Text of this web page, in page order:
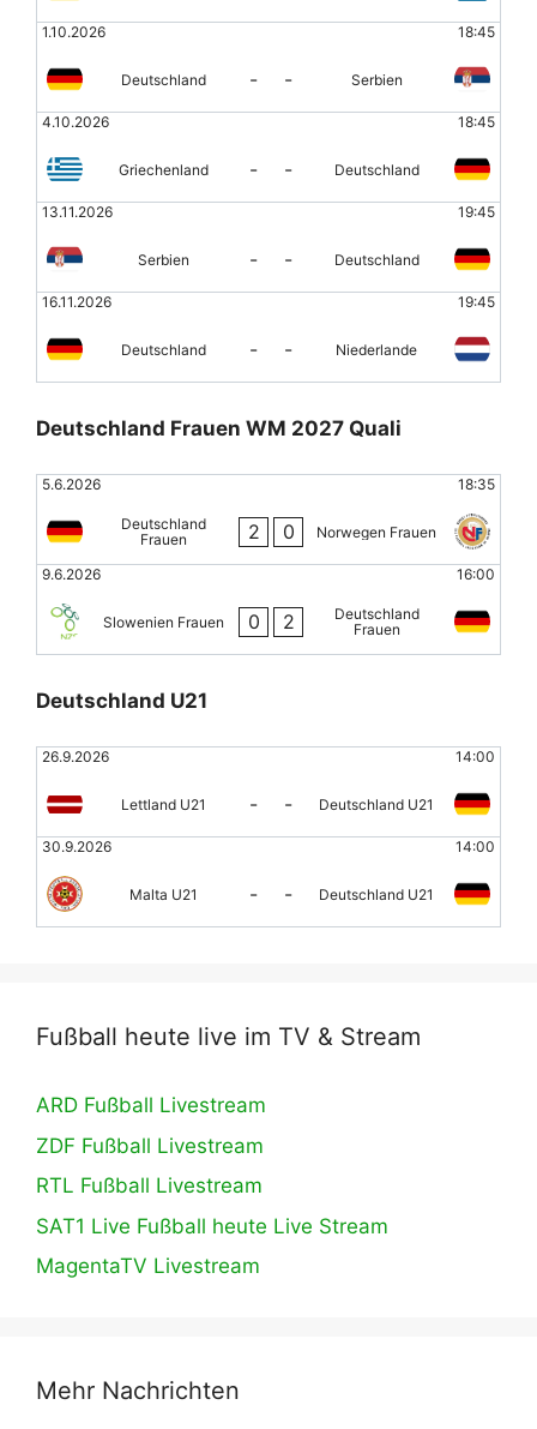
1.10.2026 18:45
Deutschland - - Serbien
4.10.2026 18:45
Griechenland - - Deutschland
13.11.2026 19:45
Serbien - - Deutschland
16.11.2026 19:45
Deutschland - - Niederlande
Deutschland Frauen WM 2027 Quali
5.6.2026 18:35
Deutschland
Frauen
2 0 Norwegen Frauen
9.6.2026 16:00
Slowenien Frauen 0 2
Deutschland
Frauen
Deutschland U21
26.9.2026 14:00
Lettland U21 - - Deutschland U21
30.9.2026 14:00
Malta U21 - - Deutschland U21
Fußball heute live im TV & Stream
ARD Fußball Livestream
ZDF Fußball Livestream
RTL Fußball Livestream
SAT1 Live Fußball heute Live Stream
MagentaTV Livestream
Mehr Nachrichten